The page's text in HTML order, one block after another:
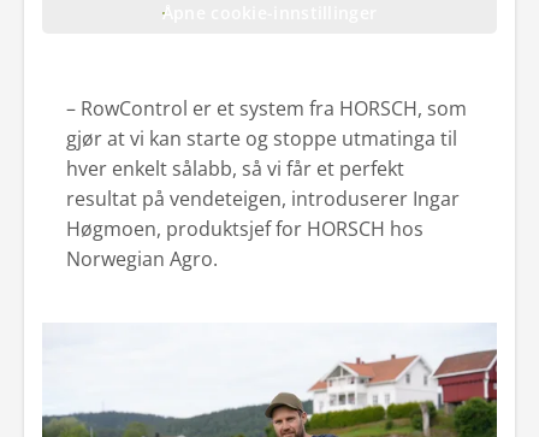
Åpne cookie-innstillinger
– RowControl er et system fra HORSCH, som
gjør at vi kan starte og stoppe utmatinga til
hver enkelt sålabb, så vi får et perfekt
resultat på vendeteigen, introduserer Ingar
Høgmoen, produktsjef for HORSCH hos
Norwegian Agro.